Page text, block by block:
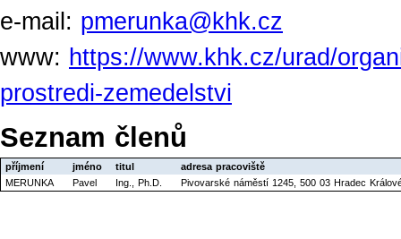
e-mail: pmerunka@khk.cz
www: https://www.khk.cz/urad/
prostredi-zemedelstvi
Seznam členů
příjmení jméno titul
adresa pracoviště
MERUNKA
Pavel Ing., Ph.D. Pivovarské náměstí 1245, 500 03 Hradec